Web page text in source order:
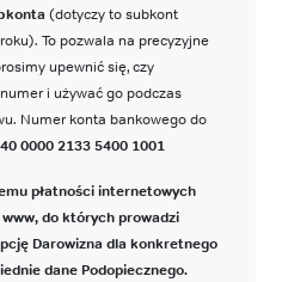
(dotyczy to subkont
To pozwala na precyzyjne
upewnić się, czy
i używać go podczas
Numer konta bankowego do
0000 2133 5400 1001
płatności internetowych
do których prowadzi
Darowizna dla konkretnego
dane Podopiecznego.